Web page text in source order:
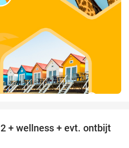
55%
+ wellness + evt. ontbijt